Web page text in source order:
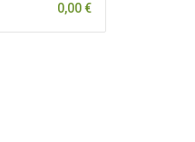
0,00€